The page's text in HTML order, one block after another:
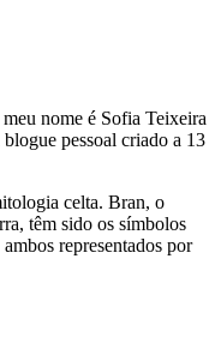
nome é Sofia Teixeira
pessoal criado a 13
celta. Bran, o
têm sido os símbolos
representados por